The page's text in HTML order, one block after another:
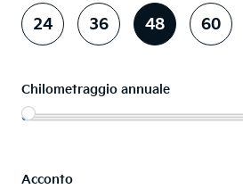
24 36 48 60
Chilometraggio annuale
Acconto